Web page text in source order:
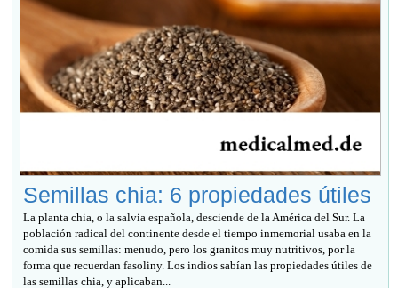
Semillas chia: 6 propiedades útiles
La planta chia, o la salvia española, desciende de la América del Sur. La
población radical del continente desde el tiempo inmemorial usaba en la
comida sus semillas: menudo, pero los granitos muy nutritivos, por la
forma que recuerdan fasoliny. Los indios sabían las propiedades útiles de
las semillas chia, y aplicaban...